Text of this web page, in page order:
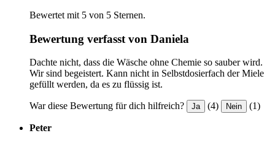
Bewertet mit 5 von 5 Sternen.
Bewertung verfasst von Daniela
Dachte nicht, dass die Wäsche ohne Chemie so sauber wird.
Wir sind begeistert. Kann nicht in Selbstdosierfach der Miele
gefüllt werden, da es zu flüssig ist.
War diese Bewertung für dich hilfreich? Ja (4) Nein (1)
Peter